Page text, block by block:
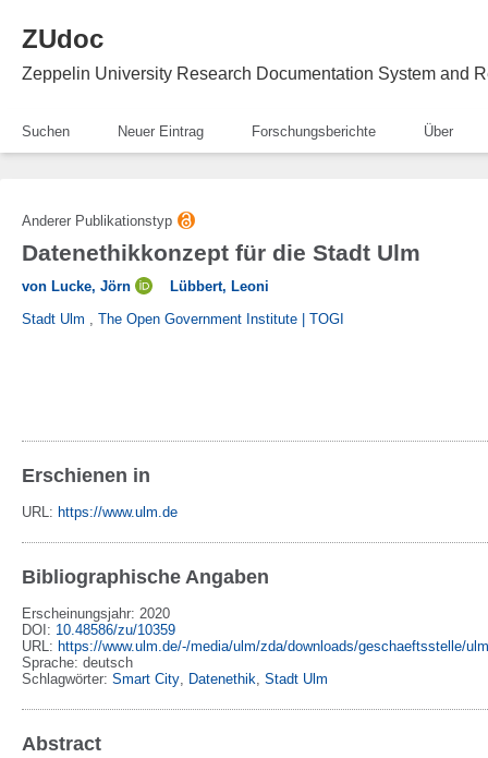
ZUdoc
Zeppelin University Research Documentation System and
Suchen Neuer Eintrag Forschungsberichte Über
Anderer Publikationstyp
Datenethikkonzept für die Stadt Ulm
von Lucke, Jörn Lübbert, Leoni
Stadt Ulm , The Open Government Institute | TOGI
Erschienen in
URL: https://www.ulm.de
Bibliographische Angaben
Erscheinungsjahr: 2020
DOI : 10.48586/zu/10359
URL: https://www.ulm.de/-/media/ulm/zda/downloads/geschaeftsstelle/
Sprache: deutsch
Schlagwörter: Smart City, Datenethik, Stadt Ulm
Abstract